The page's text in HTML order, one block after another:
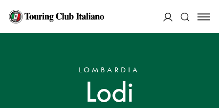
HOME
LOMBARDIA
Lodi